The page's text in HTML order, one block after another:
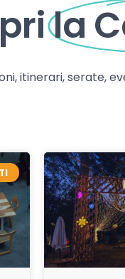
la
itinerari, serate,